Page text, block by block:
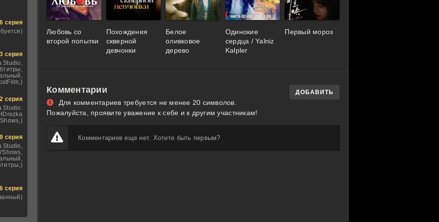
Любовь со
второй попытки
Похождения
скверной
девчонки
Белое
оливковое
дерево
Одинокие
сердца / Yalniz
Kalpler
Первый мороз
Комментарии
Для комментариев требуется не менее 20 символов.
Пожалуйста, проявите уважение к себе и к другим участникам!
ДОБАВИТЬ
Комментариев еще нет. Хотите быть первым?
6 серия
3 серия
Studio,
2 серия
Studio.
9 серия
Studio,
6 серия